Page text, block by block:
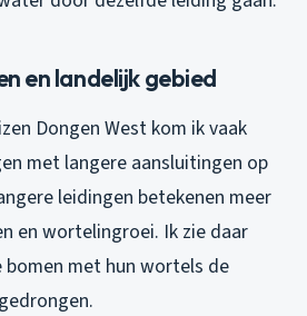
en landelijk gebied
Dongen West kom ik vaak
met langere aansluitingen op
leidingen betekenen meer
en wortelingroei. Ik zie daar
met hun wortels de